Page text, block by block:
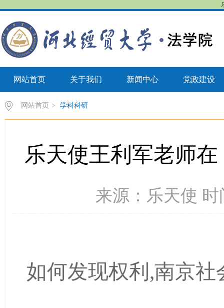
网站首页 关于我们 新闻中心 党政建设
网站首页 > 学科科研
乐天使王利军老师
来源：乐天使 时
如何发现权利 ,南京社